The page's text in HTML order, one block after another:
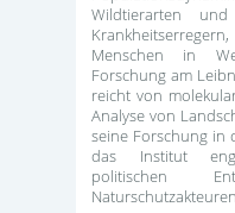
Wildtierarten
Menschen in
Forschung am
reicht von
Analyse von
seine Forschung in
das Institut eng
politischen